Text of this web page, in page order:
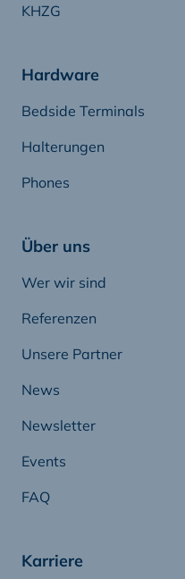
KHZG
Hardware
Bedside Terminals
Halterungen
Phones
Über uns
Wer wir sind
Referenzen
Unsere Partner
News
Newsletter
Events
FAQ
Karriere